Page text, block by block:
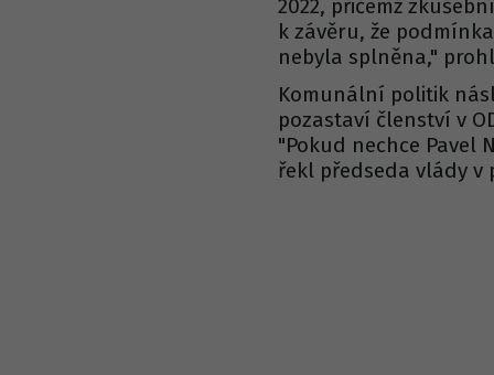
2022, přičemž
k závěru, že
nebyla splněna,"
Komunální politik
pozastaví členství v
"Pokud nechce Pavel
řekl předseda vlády v